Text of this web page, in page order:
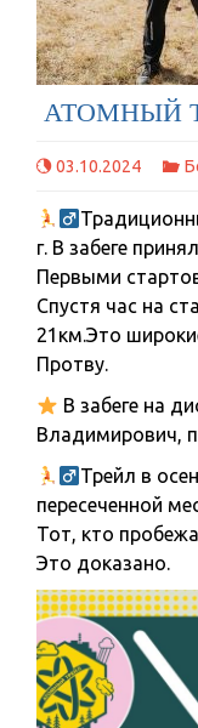
АТОМНЫЙ
03.10.2024
г. В забеге
Первыми
Спустя час на
21км.Это
Протву.
В забеге на
Владимирович,
Трейл в
пересеченной
Тот, кто
Это доказано.